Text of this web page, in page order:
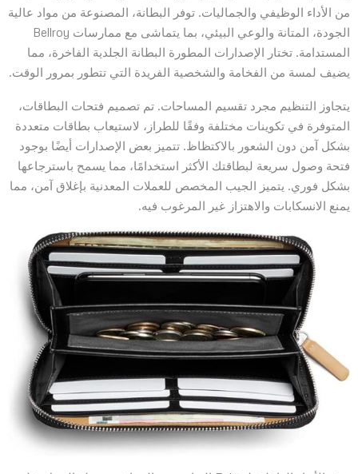
من الأداء الوظيفي والجماليات. توفر البطانة، المصنوعة من مواد عالية
الجودة، المتانة والوعي البيئي، بما يتماشى مع ممارسات Bellroy
المستدامة. تختار الإصدارات المطورة البطانة الجلدية الفاخرة، مما
يضيف لمسة من الفخامة والشخصية الفريدة التي تتطور بمرور الوقت.
يتجاوز التنظيم مجرد تقسيم المساحات. تم تصميم فتحات البطاقات،
المتوفرة في تكوينات مختلفة وفقًا للطراز، لاستيعاب بطاقات متعددة
بشكل آمن دون الشعور بالاكتظاظ. تتميز بعض الإصدارات أيضًا بوجود
فتحة وصول سريعة لبطاقتك الأكثر استخدامًا، مما يسمح باسترجاعها
بشكل فوري. يتميز الجيب المخصص للعملات المعدنية بإغلاق آمن، مما
يمنع الانسكابات والاهتزاز غير المرغوب فيه.